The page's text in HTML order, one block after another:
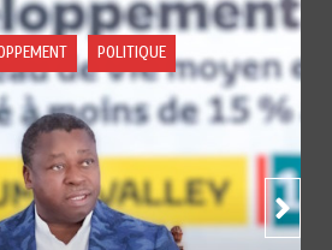
2 jours
les secteurs des transports et du
2 jours
QU’AU REAL MADRID : Les
de Pep Guardiola…
POLITIQUE